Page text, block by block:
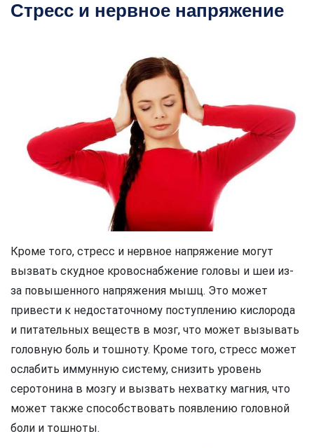
Стресс и нервное напряжение
Кроме того, стресс и нервное напряжение могут
вызвать скудное кровоснабжение головы и шеи из-
за повышенного напряжения мышц. Это может
привести к недостаточному поступлению кислорода
и питательных веществ в мозг, что может вызывать
головную боль и тошноту. Кроме того, стресс может
ослабить иммунную систему, снизить уровень
серотонина в мозгу и вызвать нехватку магния, что
может также способствовать появлению головной
боли и тошноты.